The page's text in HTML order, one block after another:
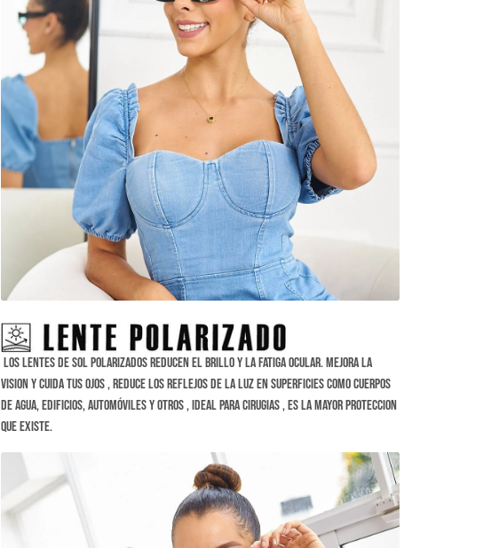
Los lentes de sol polarizados reducen el brillo y la fatiga ocular. Mejora la
vision y cuida tus ojos , reduce los reflejos de la luz en superficies como cuerpos
de agua, edificios, automóviles y otros , ideal para cirugias , es la mayor proteccion
que existe.